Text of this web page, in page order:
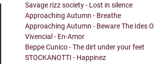
Savage rizz society - Lost in silence
Approaching Autumn - Breathe
Approaching Autumn - Beware The Ides
Vivencial - En-Amor
Beppe Cunico - The dirt under your feet
STOCKANOTTI - Happinez